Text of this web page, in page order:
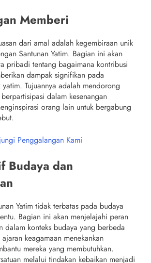
Memberi
dari amal adalah kegembiraan unik
Santunan Yatim. Bagian ini akan
pribadi tentang bagaimana kontribusi
dampak signifikan pada
Tujuannya adalah mendorong
dalam kesenangan
orang lain untuk bergabung
Penggalangan Kami
Budaya dan
Yatim tidak terbatas pada budaya
Bagian ini akan menjelajahi peran
dalam konteks budaya yang berbeda
keagamaan menekankan
mereka yang membutuhkan.
melalui tindakan kebaikan menjadi